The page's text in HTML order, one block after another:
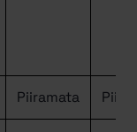
Piiramata